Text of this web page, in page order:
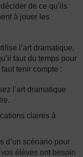
de ce qu’ils
à jouer les
l’art dramatique,
faut du temps pour
tenir compte :
l’art dramatique
claires à
d’un scénario pour
élèves ont besoin